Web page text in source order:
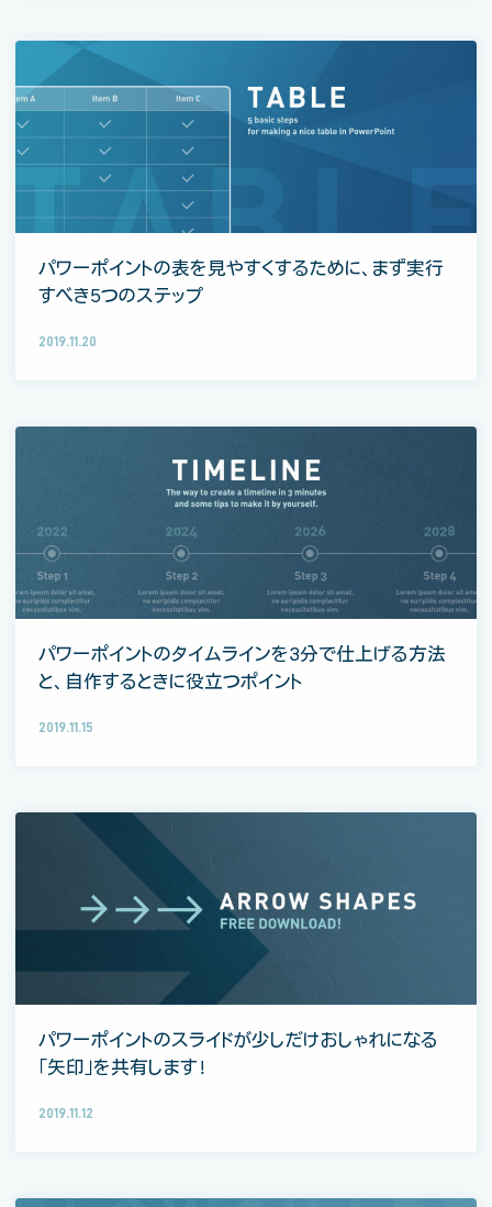
パワーポイントの表を見やすくするために、まず実行
すべき5つのステップ
2019.11.20
パワーポイントのタイムラインを3分で仕上げる方法
と、自作するときに役立つポイント
2019.11.15
パワーポイントのスライドが少しだけおしゃれになる
「矢印」を共有します！
2019.11.12